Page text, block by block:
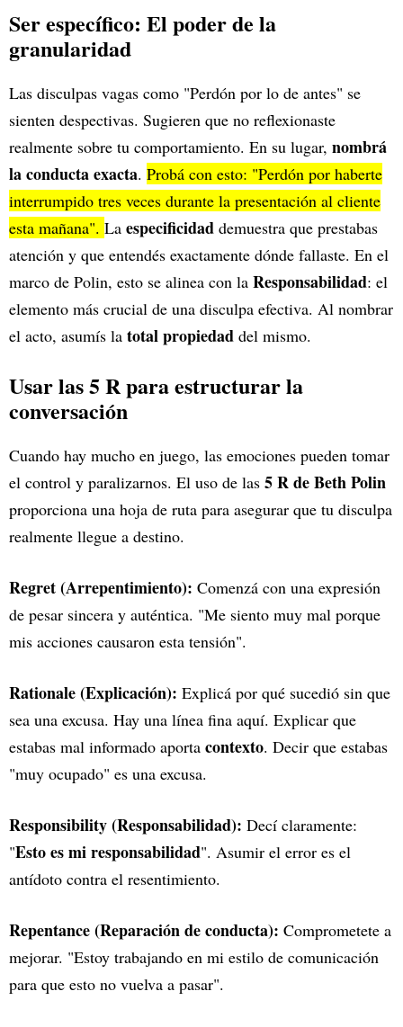
Ser específico: El poder de la
granularidad
Las disculpas vagas como "Perdón por lo de antes" se
sienten despectivas. Sugieren que no reflexionaste
realmente sobre tu comportamiento. En su lugar, nombrá
la conducta exacta. Probá con esto: "Perdón por haberte
interrumpido tres veces durante la presentación al cliente
esta mañana". La especificidad demuestra que prestabas
atención y que entendés exactamente dónde fallaste. En el
marco de Polin, esto se alinea con la Responsabilidad: el
elemento más crucial de una disculpa efectiva. Al nombrar
el acto, asumís la total propiedad del mismo.
Usar las 5 R para estructurar la
conversación
Cuando hay mucho en juego, las emociones pueden tomar
el control y paralizarnos. El uso de las 5 R de Beth Polin
proporciona una hoja de ruta para asegurar que tu disculpa
realmente llegue a destino.
Regret (Arrepentimiento): Comenzá con una expresión
de pesar sincera y auténtica. "Me siento muy mal porque
mis acciones causaron esta tensión".
Rationale (Explicación): Explicá por qué sucedió sin que
sea una excusa. Hay una línea fina aquí. Explicar que
estabas mal informado aporta contexto. Decir que estabas
"muy ocupado" es una excusa.
Responsibility (Responsabilidad): Decí claramente:
"Esto es mi responsabilidad". Asumir el error es el
antídoto contra el resentimiento.
Repentance (Reparación de conducta): Comprometete a
mejorar. "Estoy trabajando en mi estilo de comunicación
para que esto no vuelva a pasar".